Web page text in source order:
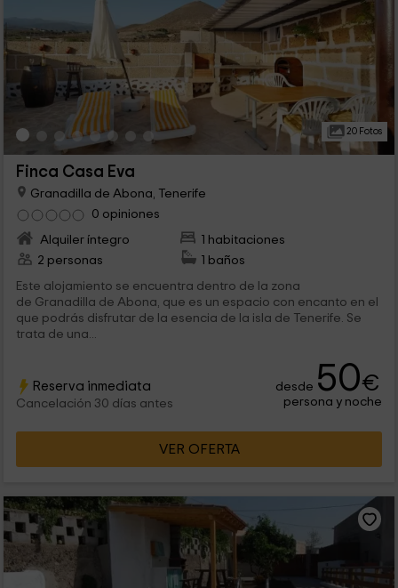
20 Fotos
Finca Casa Eva
Granadilla de Abona, Tenerife
0 opiniones
Alquiler íntegro
1 habitaciones
2 personas
1 baños
Este alojamiento se encuentra dentro de la zona
de Granadilla de Abona, que es un espacio con encanto en el
que podrás disfrutar de la esencia de la isla de Tenerife. Se
trata de una...
Reserva inmediata
Cancelación 30 días antes
desde 50€
persona y noche
VER OFERTA